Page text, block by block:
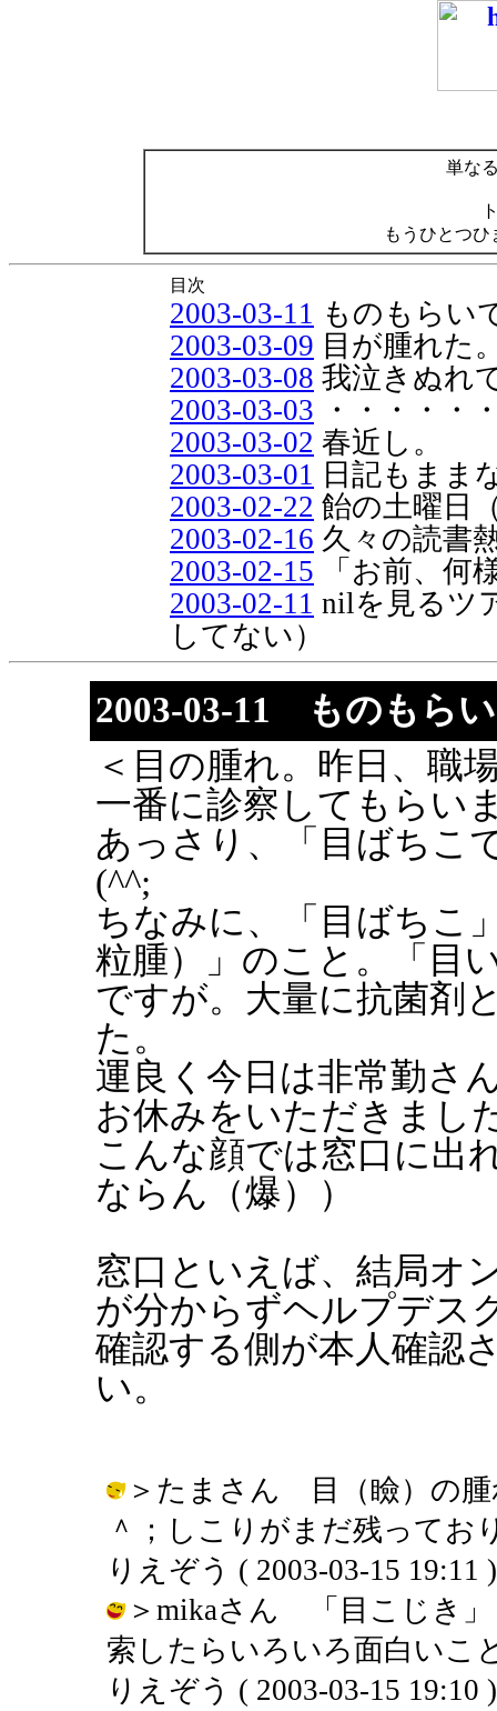
単な
もうひとつ
目次
2003-03-11 ものもらい
2003-03-09 目が腫れた
2003-03-08 我泣きぬれ
2003-03-03 ・・・・・
2003-03-02 春近し。
2003-03-01 日記もまま
2003-02-22 飴の土曜日
2003-02-16 久々の読書
2003-02-15 「お前、何
2003-02-11 nilを見るツ
してない）
2003-03-11 ものもら
＜目の腫れ。昨日、職
一番に診察してもらい
あっさり、「目ばちこ
(^^;
ちなみに、「目ばちこ
粒腫）」のこと。「目
ですが。大量に抗菌剤
た。
運良く今日は非常勤さ
お休みをいただきまし
こんな顔では窓口に出
ならん（爆））
窓口といえば、結局オ
が分からずヘルプデス
確認する側が本人確認
い。
＞たまさん 目（瞼）の腫
＾；しこりがまだ残ってお
りえぞう ( 2003-03-15 19:11 )
＞mikaさん 「目こじき
索したらいろいろ面白いこ
りえぞう ( 2003-03-15 19:10 )